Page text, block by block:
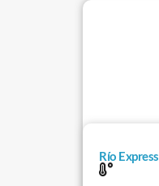
Río Express